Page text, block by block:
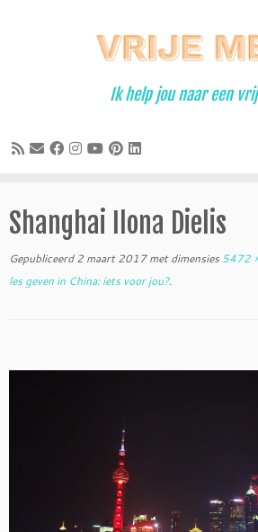
Ik help jou naar een
Shanghai Ilona Dielis
Gepubliceerd 2 maart 2017met dimensies 5472
les geven in China: iets voor jou?.